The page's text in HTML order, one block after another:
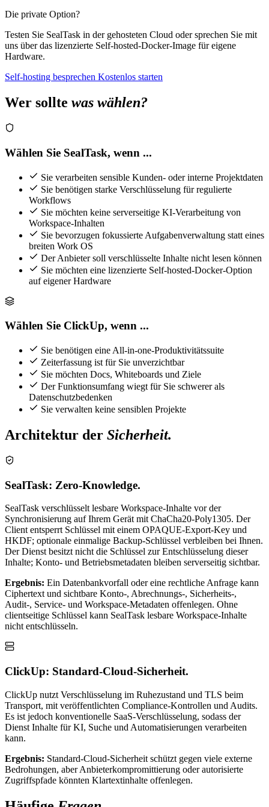
Die private Option?
Testen Sie SealTask in der gehosteten Cloud oder sprechen Sie mit
uns über das lizenzierte Self-hosted-Docker-Image für eigene
Hardware.
Self-hosting besprechen Kostenlos starten
Wer sollte was wählen?
Wählen Sie SealTask, wenn ...
Sie verarbeiten sensible Kunden- oder interne Projektdaten
Sie benötigen starke Verschlüsselung für regulierte
Workflows
Sie möchten keine serverseitige KI-Verarbeitung von
Workspace-Inhalten
Sie bevorzugen fokussierte Aufgabenverwaltung statt eines
breiten Work OS
Der Anbieter soll verschlüsselte Inhalte nicht lesen können
Sie möchten eine lizenzierte Self-hosted-Docker-Option
auf eigener Hardware
Wählen Sie ClickUp, wenn ...
Sie benötigen eine All-in-one-Produktivitätssuite
Zeiterfassung ist für Sie unverzichtbar
Sie möchten Docs, Whiteboards und Ziele
Der Funktionsumfang wiegt für Sie schwerer als
Datenschutzbedenken
Sie verwalten keine sensiblen Projekte
Architektur der Sicherheit.
SealTask: Zero-Knowledge.
SealTask verschlüsselt lesbare Workspace-Inhalte vor der
Synchronisierung auf Ihrem Gerät mit ChaCha20-Poly1305. Der
Client entsperrt Schlüssel mit einem OPAQUE-Export-Key und
HKDF; optionale einmalige Backup-Schlüssel verbleiben bei Ihnen.
Der Dienst besitzt nicht die Schlüssel zur Entschlüsselung dieser
Inhalte; Konto- und Betriebsmetadaten bleiben serverseitig sichtbar.
Ergebnis: Ein Datenbankvorfall oder eine rechtliche Anfrage kann
Ciphertext und sichtbare Konto-, Abrechnungs-, Sicherheits-,
Audit-, Service- und Workspace-Metadaten offenlegen. Ohne
clientseitige Schlüssel kann SealTask lesbare Workspace-Inhalte
nicht entschlüsseln.
ClickUp: Standard-Cloud-Sicherheit.
ClickUp nutzt Verschlüsselung im Ruhezustand und TLS beim
Transport, mit veröffentlichten Compliance-Kontrollen und Audits.
Es ist jedoch konventionelle SaaS-Verschlüsselung, sodass der
Dienst Inhalte für KI, Suche und Automatisierungen verarbeiten
kann.
Ergebnis: Standard-Cloud-Sicherheit schützt gegen viele externe
Bedrohungen, aber Anbieterkompromittierung oder autorisierte
Zugriffspfade könnten Klartextinhalte offenlegen.